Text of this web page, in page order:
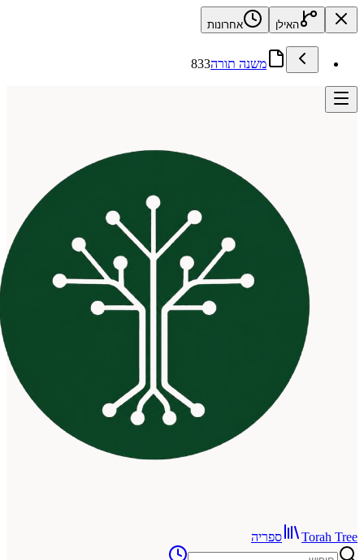
האילן אחרונות
משנה תורה833
ספריה